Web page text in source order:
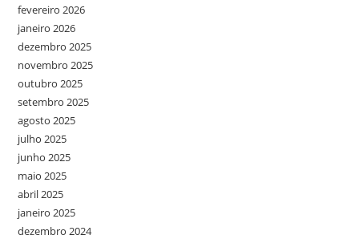
fevereiro 2026
janeiro 2026
dezembro 2025
novembro 2025
outubro 2025
setembro 2025
agosto 2025
julho 2025
junho 2025
maio 2025
abril 2025
janeiro 2025
dezembro 2024